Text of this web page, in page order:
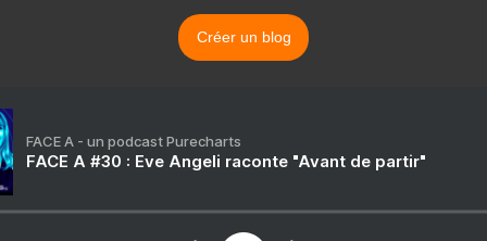
Créer un blog
FACE A - un podcast Purecharts
FACE A #30 : Eve Angeli raconte "Avant de partir"